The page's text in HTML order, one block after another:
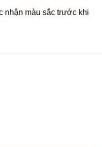
nhận màu sắc trước khi